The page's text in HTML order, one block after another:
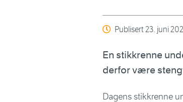
Publisert23. juni
En stikkrenne
derfor være
Dagens stikkrenne